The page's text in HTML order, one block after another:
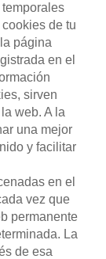
de tu
página
en el
sirven
web. A la
una mejor
y facilitar
en el
vez que
permanente
La
de esa